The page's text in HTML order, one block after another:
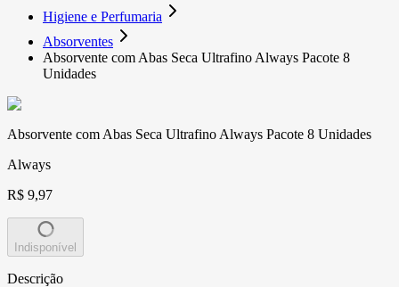
Higiene e Perfumaria
Absorventes
Absorvente com Abas Seca Ultrafino Always Pacote 8
Unidades
Absorvente com Abas Seca Ultrafino Always Pacote 8 Unidades
Always
R$ 9,97
Indisponível
Descrição